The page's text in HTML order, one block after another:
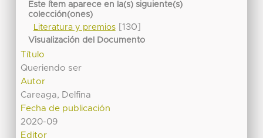
Este ítem aparece en la(s) siguiente(s)
colección(ones)
Literatura y premios[130]
Visualización del Documento
Título
Queriendo ser
Autor
Careaga, Delfina
Fecha de publicación
2020-09
Editor